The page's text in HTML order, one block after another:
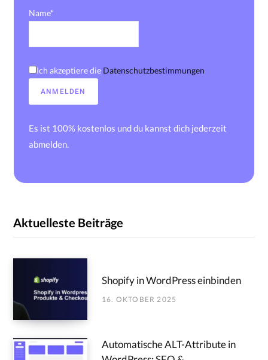
Name*
Ich akzeptiere die Datenschutzbestimmungen
Es ist 100% kostenlos und du kannst dich jederzeit
abmelden.
Aktuelleste Beiträge
Shopify in WordPress einbinden
16. OKTOBER 2025
Automatische ALT-Attribute in